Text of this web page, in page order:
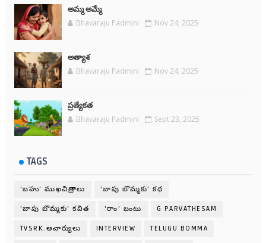
అమ్మ అమ్మే
Bhavaraju Padmini Nov 24, 2025
అత్యాశ
Bhavaraju Padmini Nov 24, 2025
ప్రత్యేకత
Bhavaraju Padmini Sept 23, 2025
TAGS
'బహు' ముఖచిత్రాలు 'బాపు బొమ్మకు' కధ
'బాపు బొమ్మకు' కవిత 'రాం' బంటు G PARVATHESAM
TVSRK.ఆచార్యులు INTERVIEW TELUGU BOMMA